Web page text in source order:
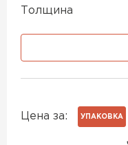
Толщина
Цена за: УПАКОВКА